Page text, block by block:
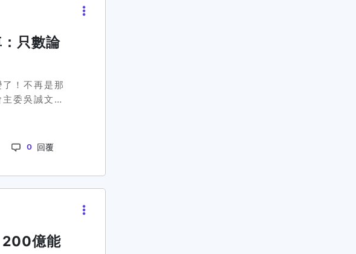
現狀？歡迎
數量 #台灣
題，讓許多
只能這樣
」和「適合
作後才過得
事。🌟反觀
進去後卻不
學生來說，
說，能讓你
秘訣？是興
的，要不要
只數論
！不再是那
委吳誠文最
論文，真正
響。這消息
但也有人覺
書了這番言
，怎麼衡量
大學和台大
覺得有點空
0 回覆
200億能